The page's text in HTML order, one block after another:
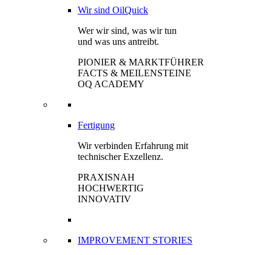
Wir sind OilQuick
Wer wir sind, was wir tun
und was uns antreibt.
PIONIER & MARKTFÜHRER
FACTS & MEILENSTEINE
OQ ACADEMY
Fertigung
Wir verbinden Erfahrung mit
technischer Exzellenz.
PRAXISNAH
HOCHWERTIG
INNOVATIV
IMPROVEMENT STORIES